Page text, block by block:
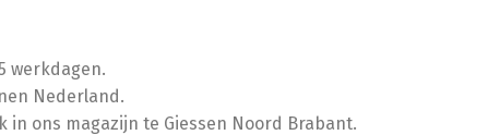
werkdagen.
Nederland.
in ons magazijn te Giessen Noord Brabant.